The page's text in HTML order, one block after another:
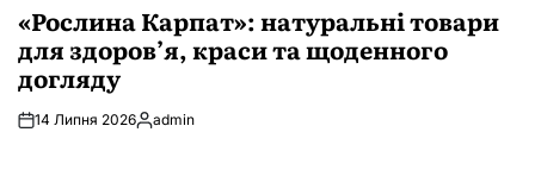
«Рослина Карпат»: натуральні товари
для здоров’я, краси та щоденного
догляду
14 Липня 2026Опубліковано
admin